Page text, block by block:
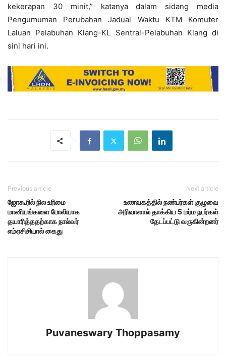
kekerapan 30 minit,” katanya dalam sidang media
Pengumuman Perubahan Jadual Waktu KTM Komuter
Laluan Pelabuhan Klang-KL Sentral-Pelabuhan Klang di
sini hari ini.
Previous article
ஜோகூரில் நில உரிமை
மானியங்களை போலியாக
தயாரித்ததற்காக நால்வர்
எம்ஏசிசியால் கைது
Next article
உணவகத்தில் நண்பர்கள் குழுவை
அரிவாளால் தாக்கிய 5 மர்ம நபர்கள்
தேடப்பட்டு வருகின்றனர்
Puvaneswary Thoppasamy